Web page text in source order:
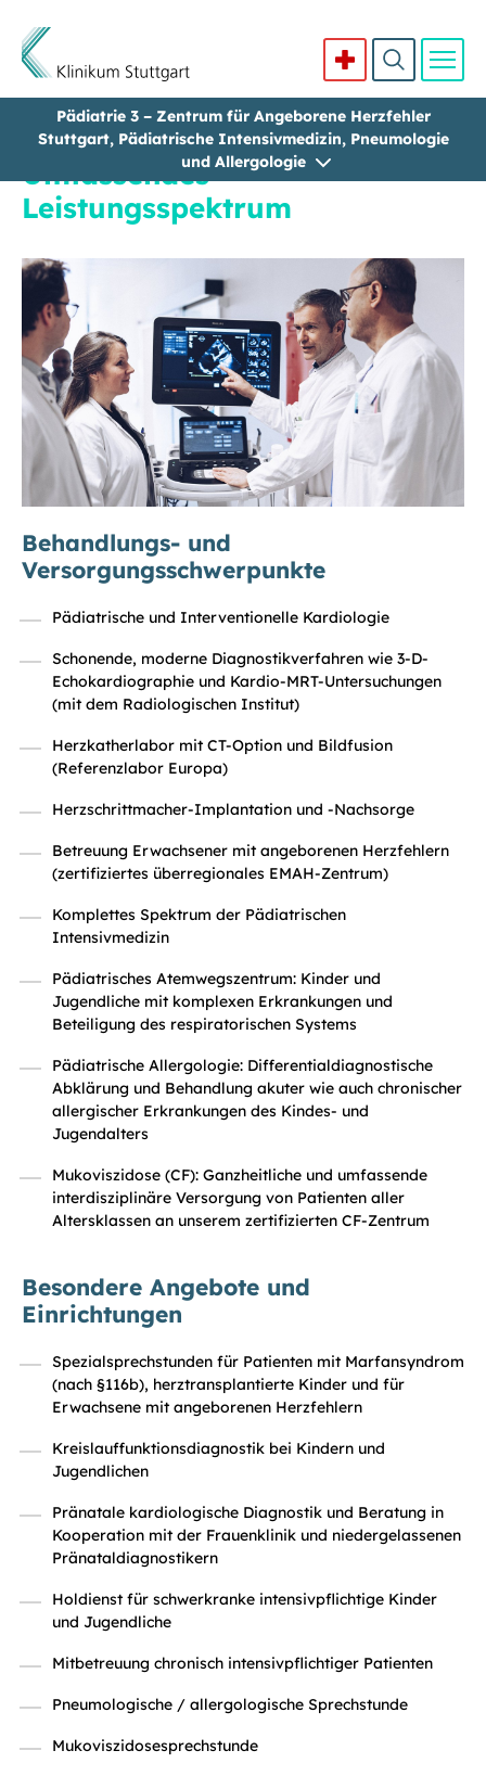
Direkt zum Inhalt
Pädiatrie 3 – Zentrum für Angeborene Herzfehler
Stuttgart, Pädiatrische Intensivmedizin, Pneumologie
und Allergologie
Umfassendes
Leistungsspektrum
Behandlungs- und
Versorgungsschwerpunkte
Pädiatrische und Interventionelle Kardiologie
Schonende, moderne Diagnostikverfahren wie 3-D-
Echokardiographie und Kardio-MRT-Untersuchungen
(mit dem Radiologischen Institut)
Herzkatherlabor mit CT-Option und Bildfusion
(Referenzlabor Europa)
Herzschrittmacher-Implantation und -Nachsorge
Betreuung Erwachsener mit angeborenen Herzfehlern
(zertifiziertes überregionales EMAH-Zentrum)
Komplettes Spektrum der Pädiatrischen
Intensivmedizin
Pädiatrisches Atemwegszentrum: Kinder und
Jugendliche mit komplexen Erkrankungen und
Beteiligung des respiratorischen Systems
Pädiatrische Allergologie: Differentialdiagnostische
Abklärung und Behandlung akuter wie auch chronischer
allergischer Erkrankungen des Kindes- und
Jugendalters
Mukoviszidose (CF): Ganzheitliche und umfassende
interdisziplinäre Versorgung von Patienten aller
Altersklassen an unserem zertifizierten CF-Zentrum
Besondere Angebote und
Einrichtungen
Spezialsprechstunden für Patienten mit Marfansyndrom
(nach §116b), herztransplantierte Kinder und für
Erwachsene mit angeborenen Herzfehlern
Kreislauffunktionsdiagnostik bei Kindern und
Jugendlichen
Pränatale kardiologische Diagnostik und Beratung in
Kooperation mit der Frauenklinik und niedergelassenen
Pränataldiagnostikern
Holdienst für schwerkranke intensivpflichtige Kinder
und Jugendliche
Mitbetreuung chronisch intensivpflichtiger Patienten
Pneumologische / allergologische Sprechstunde
Mukoviszidosesprechstunde